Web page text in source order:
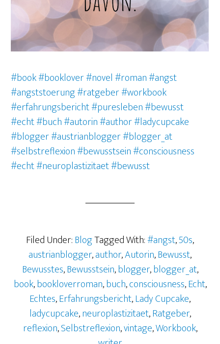
#book#booklover#novel#roman#angst
#angststoerung #ratgeber #workbook
#erfahrungsbericht #puresleben #bewusst
#echt#buch#autorin#author#ladycupcake
#blogger#austrianblogger#blogger_at
#selbstreflexion#bewusstsein#consciousness
#echt#neuroplastizitaet #bewusst
Filed Under:BlogTagged With:#angst,50s,
austrianblogger,author,Autorin,Bewusst,
Bewusstes,Bewusstsein,blogger,blogger_at,
book,bookloverroman,buch,consciousness,Echt,
Echtes,Erfahrungsbericht,Lady Cupcake,
ladycupcake,neuroplastizitaet,Ratgeber,
reflexion,Selbstreflexion,vintage,Workbook,